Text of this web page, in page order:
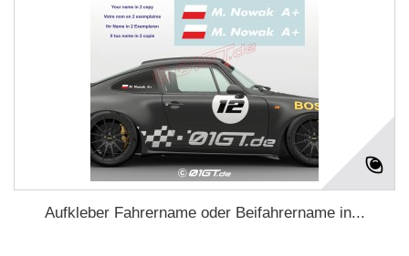
Aufkleber Fahrername oder Beifahrername in...